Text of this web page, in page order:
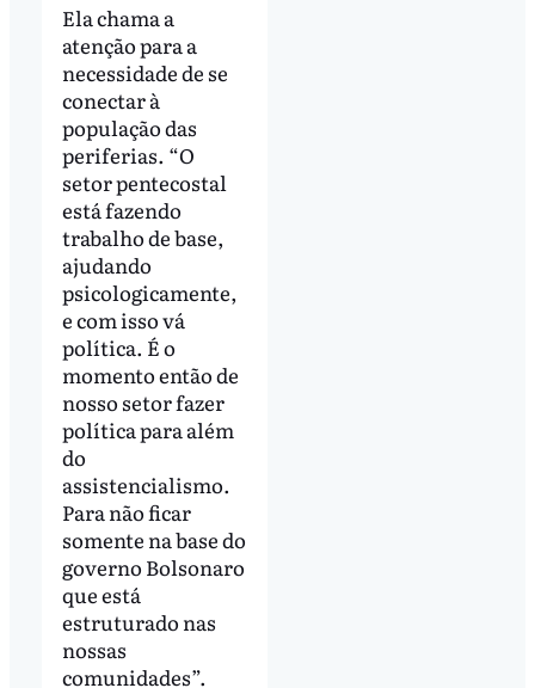
Ela chama a
atenção para a
necessidade de se
conectar à
população das
periferias. “O
setor pentecostal
está fazendo
trabalho de base,
ajudando
psicologicamente,
e com isso vá
política. É o
momento então de
nosso setor fazer
política para além
do
assistencialismo.
Para não ficar
somente na base do
governo Bolsonaro
que está
estruturado nas
nossas
comunidades”.